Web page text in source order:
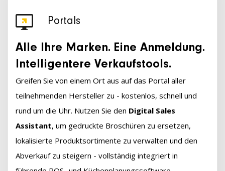
Portals
Alle Ihre Marken. Eine Anmeldung.
Intelligentere Verkaufstools.
Greifen Sie von einem Ort aus auf das Portal aller
teilnehmenden Hersteller zu - kostenlos, schnell und
rund um die Uhr. Nutzen Sie den Digital Sales
Assistant, um gedruckte Broschüren zu ersetzen,
lokalisierte Produktsortimente zu verwalten und den
Abverkauf zu steigern - vollständig integriert in